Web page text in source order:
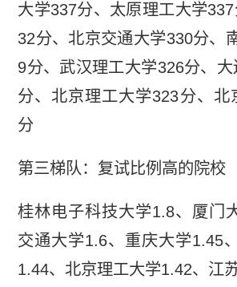
大学337分、太原理工大学
32分、北京交通大学330分、
9分、武汉理工大学326分、
分、北京理工大学323分、北
分
第三梯队：复试比例高的院校
桂林电子科技大学1.8、厦门
交通大学1.6、重庆大学1.45
1.44、北京理工大学1.42、江